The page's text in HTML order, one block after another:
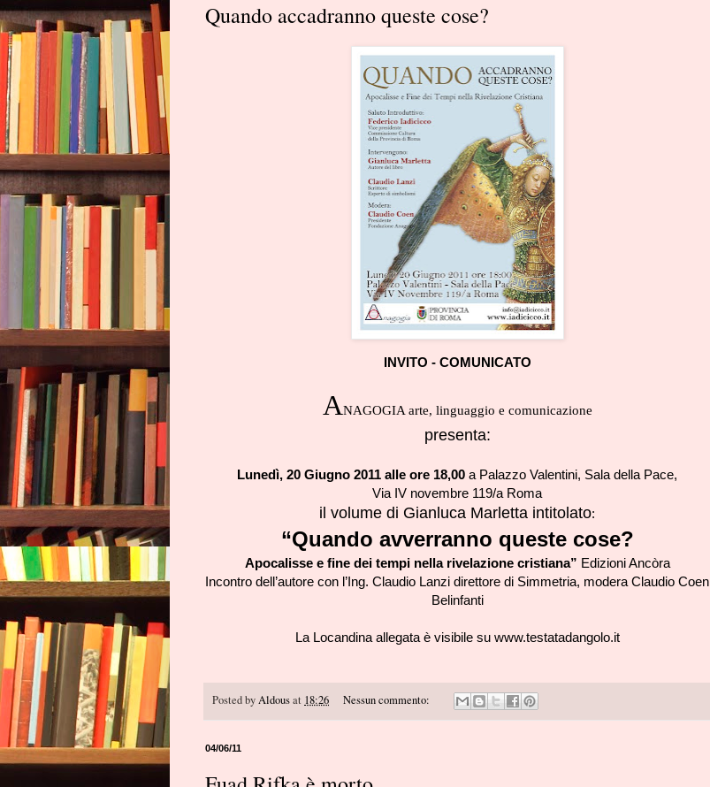
Quando accadranno queste cose?
INVITO - COMUNICATO
ANAGOGIA arte, linguaggio e comunicazione
presenta:
Lunedì, 20 Giugno 2011 alle ore 18,00 a Palazzo Valentini, Sala della Pace,
Via IV novembre 119/a Roma
il volume di Gianluca Marletta intitolato:
“Quando avverranno queste cose?
Apocalisse e fine dei tempi nella rivelazione cristiana” Edizioni Ancòra
Incontro dell’autore con l’Ing. Claudio Lanzi direttore di Simmetria, modera Claudio Coen
Belinfanti
La Locandina allegata è visibile su www.testatadangolo.it
Posted byAldousat 18:26 Nessun commento:
04/06/11